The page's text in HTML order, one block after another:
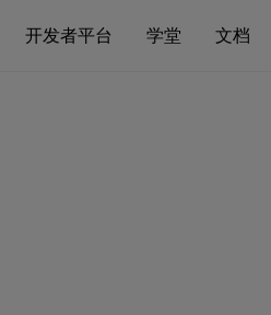
开发者平台 学堂 文档